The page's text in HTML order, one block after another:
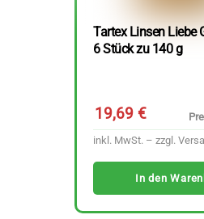
Tartex Linsen Liebe
6 Stück zu 140 g
19,69€
inkl. MwSt. – zzgl.
In den